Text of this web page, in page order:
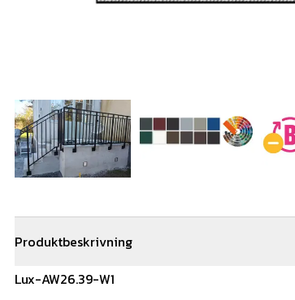
Produktbeskrivning
Lux-AW26.39-W1